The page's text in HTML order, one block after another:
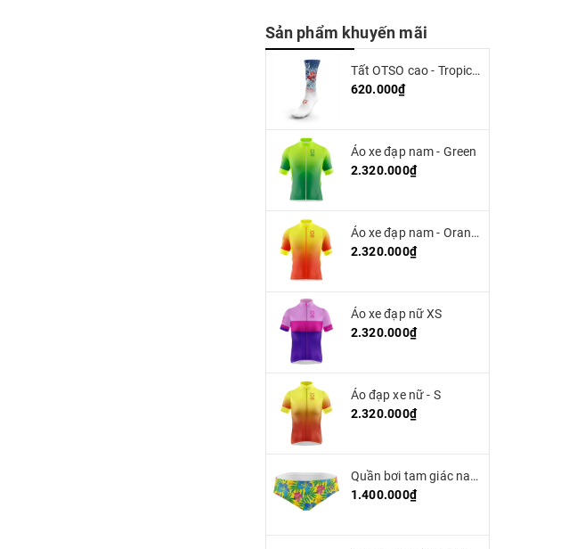
Sản phẩm khuyến mãi
Tất OTSO cao - Tropical (high cut)
620.000₫
Áo xe đạp nam - Green
2.320.000₫
Áo xe đạp nam - Orange
2.320.000₫
Áo xe đạp nữ XS
2.320.000₫
Áo đạp xe nữ - S
2.320.000₫
Quần bơi tam giác nam OTSO - Yellow Floral
1.400.000₫